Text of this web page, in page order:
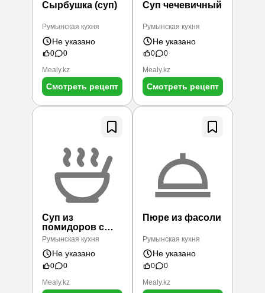
Сырбушка (суп)
Румынская кухня
Не указано
0
0
Mealy.kz
Смотреть рецепт
Суп чечевичный
Румынская кухня
Не указано
0
0
Mealy.kz
Смотреть рецепт
Суп из
помидоров с
чесноком
Румынская кухня
Не указано
0
0
Mealy.kz
Пюре из фасоли
Румынская кухня
Не указано
0
0
Mealy.kz